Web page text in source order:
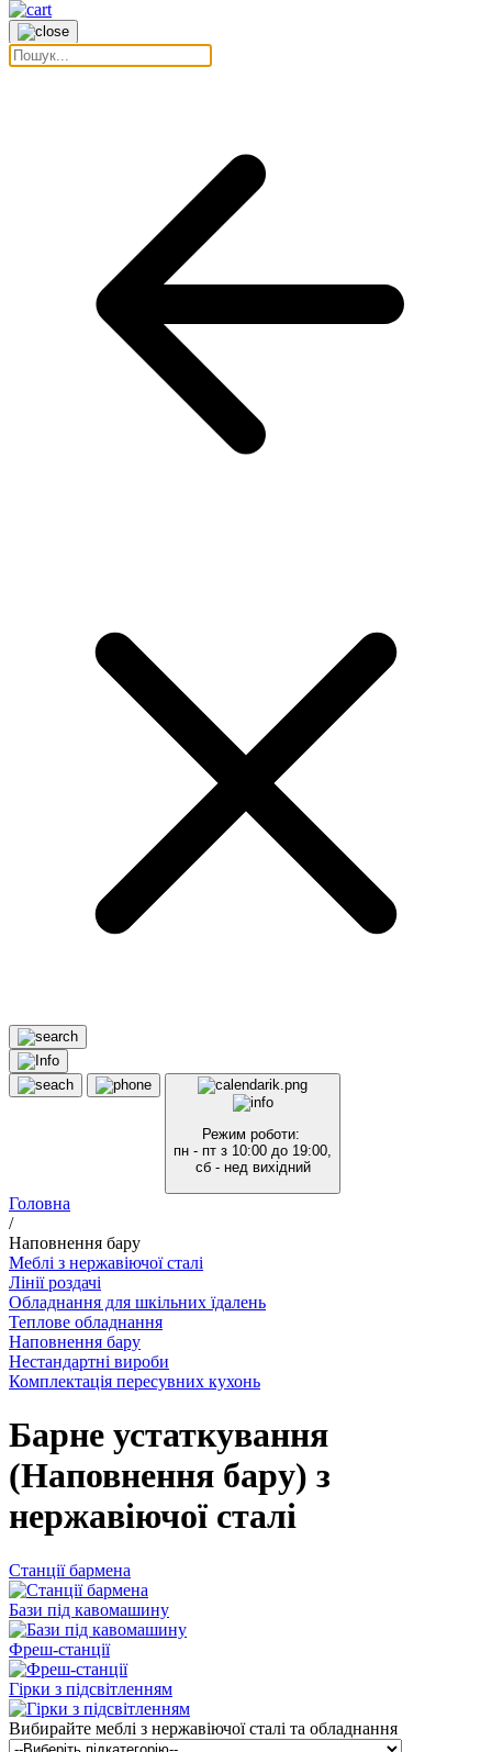
Режим роботи:
пн - пт з 10:00 до 19:00,
сб - нед вихідний
Головна
/
Наповнення бару
Меблі з нержавіючої сталі
Лінії роздачі
Обладнання для шкільних їдалень
Теплове обладнання
Наповнення бару
Нестандартні вироби
Комплектація пересувних кухонь
Барне устаткування
(Наповнення бару) з
нержавіючої сталі
Станції бармена
Бази під кавомашину
Фреш-станції
Гірки з підсвітленням
Вибирайте меблі з нержавіючої сталі та обладнання